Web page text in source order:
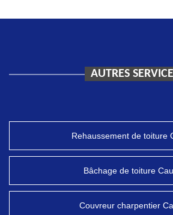
AUTRES
Rehaussement de toiture
Bâchage de toiture
Couvreur charpentier